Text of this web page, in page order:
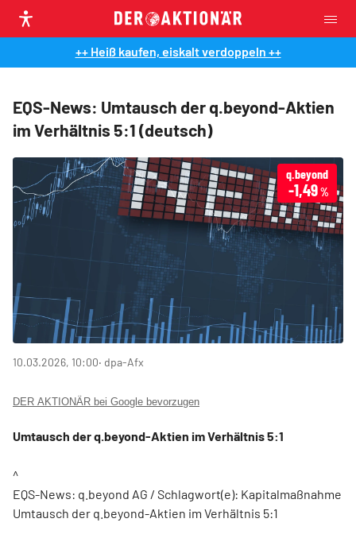
++ Heiß kaufen, eiskalt verdoppeln ++
EQS-News: Umtausch der q.beyond-Aktien
im Verhältnis 5:1 (deutsch)
q.beyond
-1,49%
10.03.2026, 10:00‧ dpa-Afx
DER AKTIONÄR bei Google bevorzugen
Umtausch der q.beyond-Aktien im Verhältnis 5:1
^
EQS-News: q.beyond AG / Schlagwort(e): Kapitalmaßnahme
Umtausch der q.beyond-Aktien im Verhältnis 5:1